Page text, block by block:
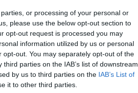
or processing of your personal or
please use the below opt-out section to
opt-out request is processed you may
information utilized by us or personal
out. You may separately opt-out of the
parties on the IAB’s list of downstream
by us to third parties on the IAB’s List of
it to other third parties.